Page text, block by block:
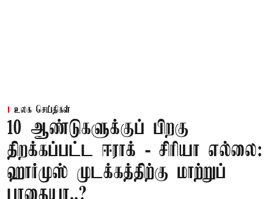
உலக செய்திகள்
10 ஆண்டுகளுக்குப் பிறகு
திறக்கப்பட்ட ஈராக் - சிரியா எல்லை:
ஹார்முஸ் முடக்கத்திற்கு மாற்றுப்